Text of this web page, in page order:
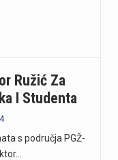
Ružić Za
I Studenta
s područja PGŽ-